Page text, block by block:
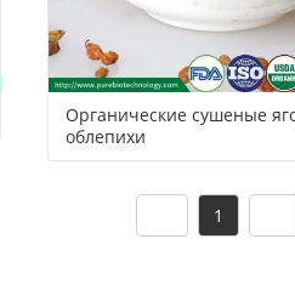
Органические сушеные
облепихи
1